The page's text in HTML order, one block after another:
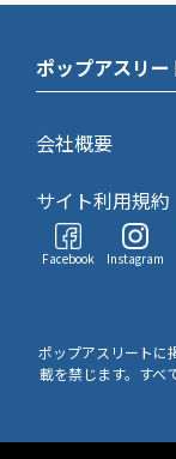
ポップアスリー
会社概要
サイト利用規約
Facebook Instagram
ポップアスリートに
載を禁じます。すべ